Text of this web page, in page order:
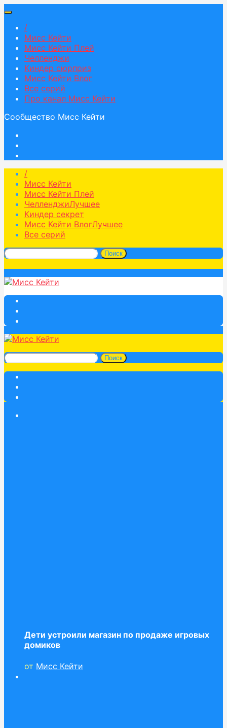
/
Мисс Кейти
Мисс Кейти Плей
Челленджи
Киндер сюрприз
Мисс Кейти Влог
Все серий
Про канал Мисс Кейти
Сообщество Мисс Кейти
/
Мисс Кейти
Мисс Кейти Плей
ЧелленджиЛучшее
Киндер секрет
Мисс Кейти ВлогЛучшее
Все серий
Поиск
Поиск
Дети устроили магазин по продаже игровых
домиков
от Мисс Кейти